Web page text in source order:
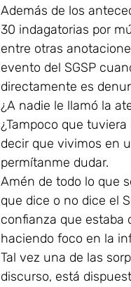
Además de los
30 indagatorias por
entre otras
evento del SGSP
directamente es
¿A nadie le llamó la
¿Tampoco que
decir que vivimos en
permítanme dudar.
Amén de todo lo que
que dice o no dice el
confianza que estaba
haciendo foco en la
Tal vez una de las
discurso, está